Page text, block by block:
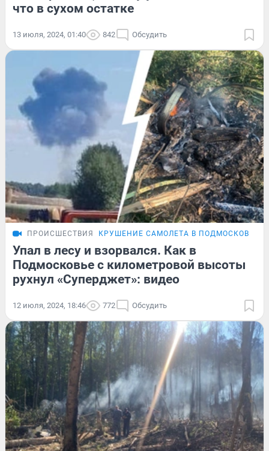
что в сухом остатке
13 июля, 2024, 01:40 842 Обсудить
ПРОИСШЕСТВИЯ КРУШЕНИЕ САМОЛЕТА В ПОДМОСКОВЬЕ
Упал в лесу и взорвался. Как в
Подмосковье с километровой высоты
рухнул «Суперджет»: видео
12 июля, 2024, 18:46 772 Обсудить